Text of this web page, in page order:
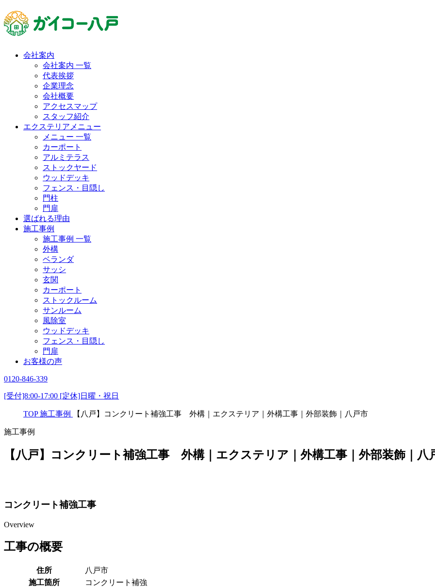
会社案内
会社案内 一覧
代表挨拶
企業理念
会社概要
アクセスマップ
スタッフ紹介
エクステリアメニュー
メニュー 一覧
カーポート
アルミテラス
ストックヤード
ウッドデッキ
フェンス・目隠し
門柱
門扉
選ばれる理由
施工事例
施工事例 一覧
外構
ベランダ
サッシ
玄関
カーポート
ストックルーム
サンルーム
風除室
ウッドデッキ
フェンス・目隠し
門扉
お客様の声
0120-846-339
[受付]8:00-17:00 [定休]日曜・祝日
TOP 施工事例 【八戸】コンクリート補強工事 外構｜エクステリア｜外構工事｜外部装飾｜八戸市
施工事例
【八戸】コンクリート補強工事 外構｜エクステリア｜外構工事｜外部装飾｜八
コンクリート補強工事
Overview
工事の概要
住所
八戸市
施工箇所
コンクリート補強